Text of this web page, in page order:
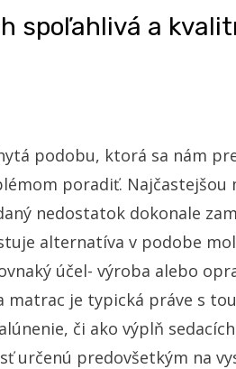
spoľahlivá a
podobu, ktorá sa nám
poradiť. Najčastejšou
nedostatok dokonale
alternatíva v podobe
účel- výroba alebo
matrac je typická práve s
či ako výplň
určenú predovšetkým na